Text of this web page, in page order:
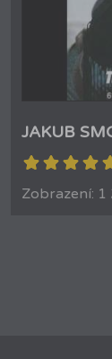
JAKUB
Zobrazení: 1